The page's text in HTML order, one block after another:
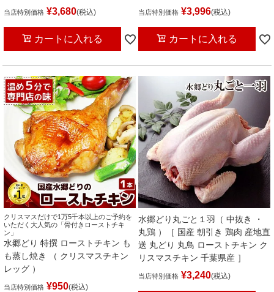
当店特別価格 ¥3,680 税込
カートに入れる
当店特別価格 ¥3,996 税込
カートに入れる
クリスマスだけで1万5千本以上のご予約を
いただく大人気の「骨付きローストチキ
ン」
水郷どり 特撰 ローストチキン も
も蒸し焼き （ クリスマスチキン
レッグ ）
当店特別価格 ¥950 税込
水郷どり丸ごと１羽（ 中抜き ・
丸鶏 ）［ 国産 朝引き 鶏肉 産地直
送 丸どり 丸鳥 ローストチキン ク
リスマスチキン 千葉県産 ］
当店特別価格 ¥3,240 税込